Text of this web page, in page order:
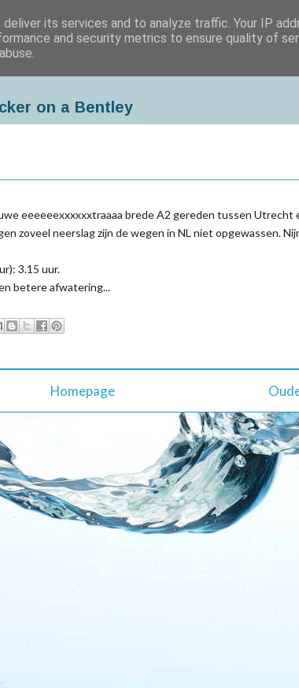
on a Bentley
eeeeeexxxxxxtraaaa brede A2 gereden tussen Utrecht
zoveel neerslag zijn de wegen in NL niet opgewassen.
3.15 uur.
betere afwatering...
Homepage
its services and to analyze traffic. Your IP
and security metrics to ensure quality of